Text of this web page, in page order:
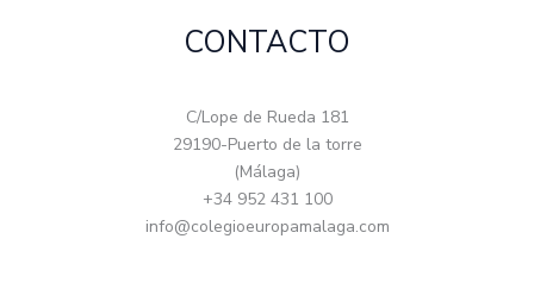
CONTACTO
C/Lope de Rueda 181
29190-Puerto de la torre
(Málaga)
+34 952 431 100
info@colegioeuropamalaga.com